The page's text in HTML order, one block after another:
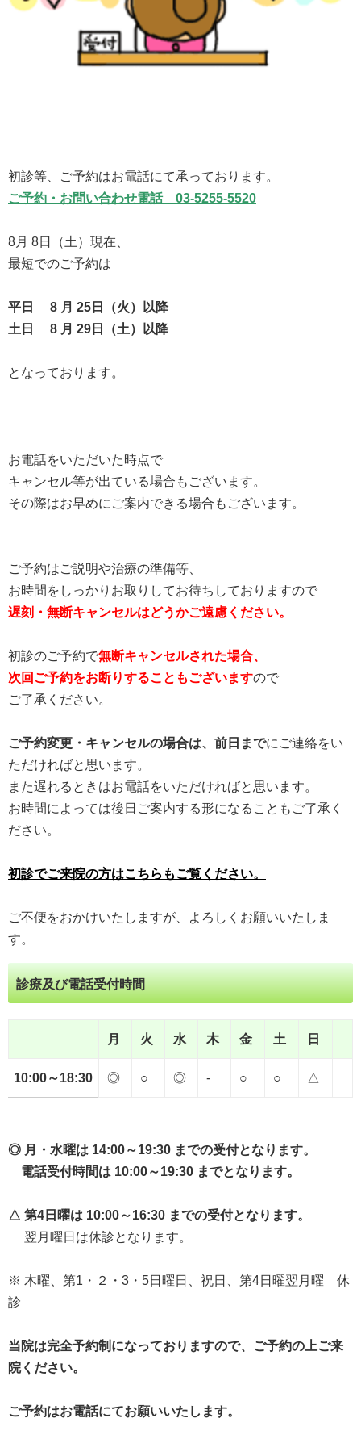
初診等、ご予約はお電話にて承っております。
ご予約・お問い合わせ電話 03-5255-5520
8月 8日（土）現在、
最短でのご予約は
平日 8 月 25 日（火）以降
土日 8 月 29 日（土）以降
となっております。
お電話をいただいた時点で
キャンセル等が出ている場合もございます。
その際はお早めにご案内できる場合もございます。
ご予約はご説明や治療の準備等、
お時間をしっかりお取りしてお待ちしておりますので
遅刻・無断キャンセルはどうかご遠慮ください。
初診のご予約で無断キャンセルされた場合、
次回ご予約をお断りすることもございますので
ご了承ください。
ご予約変更・キャンセルの場合は、前日までにご連絡をい
ただければと思います。
また遅れるときはお電話をいただければと思います。
お時間によっては後日ご案内する形になることもご了承く
ださい。
初診でご来院の方はこちらもご覧ください。
ご不便をおかけいたしますが、よろしくお願いいたしま
す。
診療及び電話受付時間
月 火 水 木 金 土 日
10:00～18:30 ◎ ○ ◎ - ○ ○ △
◎ 月・水曜は 14:00～19:30 までの受付となります。
電話受付時間は 10:00～19:30 までとなります。
△ 第4日曜は 10:00～16:30 までの受付となります。
翌月曜日は休診となります。
※ 木曜、第1・２・3・5日曜日、祝日、第4日曜翌月曜 休
診
当院は完全予約制になっておりますので、ご予約の上ご来
院ください。
ご予約はお電話にてお願いいたします。